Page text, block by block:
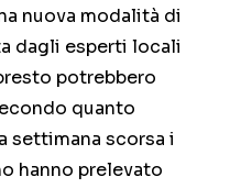
nuova modalità di
dagli esperti locali
potrebbero
quanto
settimana scorsa i
hanno prelevato